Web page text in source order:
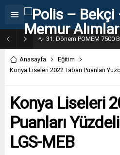
Anasayfa
Eğitim
Konya Liseleri 2022 Taban Puanları
Konya Liseleri
Puanları
LGS-MEB